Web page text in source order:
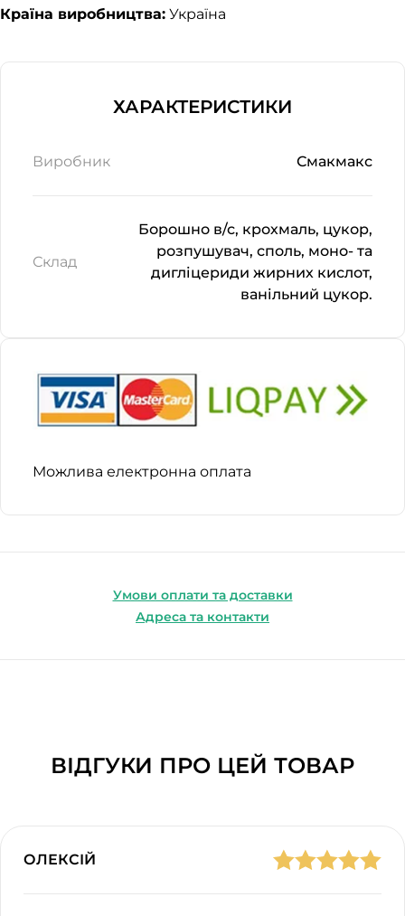
Країна виробництва: Україна
ХАРАКТЕРИСТИКИ
Виробник Смакмакс
Склад
Борошно в/с, крохмаль, цукор,
розпушувач, споль, моно- та
дигліцериди жирних кислот,
ванільний цукор.
Можлива електронна оплата
Умови оплати та доставки
Адреса та контакти
ВІДГУКИ ПРО ЦЕЙ ТОВАР
ОЛЕКСІЙ